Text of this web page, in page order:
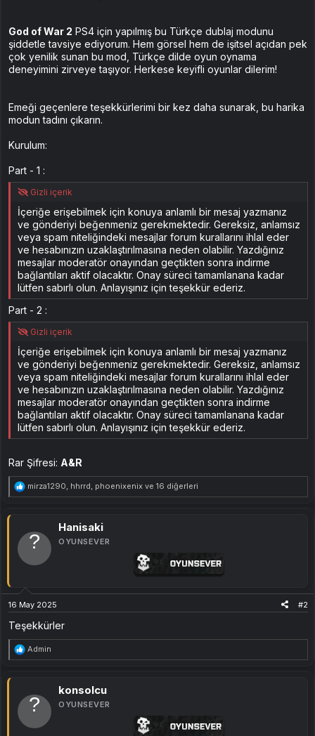
God of War 2 PS4 için yapılmış bu Türkçe dublaj modunu
şiddetle tavsiye ediyorum. Hem görsel hem de işitsel açıdan pek
çok yenilik sunan bu mod, Türkçe dilde oyun oynama
deneyimini zirveye taşıyor. Herkese keyifli oyunlar dilerim!
Emeği geçenlere teşekkürlerimi bir kez daha sunarak, bu harika
modun tadını çıkarın.
Kurulum:
Part - 1 :
Gizli içerik
İçeriğe erişebilmek için konuya anlamlı bir mesaj yazmanız
ve gönderiyi beğenmeniz gerekmektedir. Gereksiz, anlamsız
veya spam niteliğindeki mesajlar forum kurallarını ihlal eder
ve hesabınızın uzaklaştırılmasına neden olabilir. Yazdığınız
mesajlar moderatör onayından geçtikten sonra indirme
bağlantıları aktif olacaktır. Onay süreci tamamlanana kadar
lütfen sabırlı olun. Anlayışınız için teşekkür ederiz.
Part - 2 :
Gizli içerik
İçeriğe erişebilmek için konuya anlamlı bir mesaj yazmanız
ve gönderiyi beğenmeniz gerekmektedir. Gereksiz, anlamsız
veya spam niteliğindeki mesajlar forum kurallarını ihlal eder
ve hesabınızın uzaklaştırılmasına neden olabilir. Yazdığınız
mesajlar moderatör onayından geçtikten sonra indirme
bağlantıları aktif olacaktır. Onay süreci tamamlanana kadar
lütfen sabırlı olun. Anlayışınız için teşekkür ederiz.
Rar Şifresi: A&R
T
e
l
:
mirza1290 hhrrd phoenixenix ve 16 diğerleri
Hanisaki
OYUNSEVER
16 May 2025 #2
Teşekkürler
T
e
l
:
Admin
konsolcu
OYUNSEVER